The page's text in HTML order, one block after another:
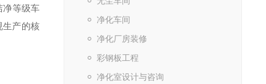
净化车间
净化厂房装修
彩钢板工程
净化室设计与咨询
净等级车
生产的核